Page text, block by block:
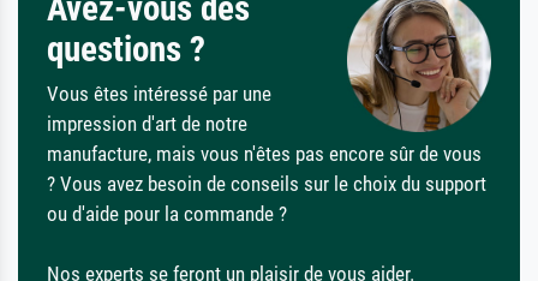
questions ?
Vous êtes intéressé par une
impression d'art de notre
manufacture, mais vous n'êtes pas encore sûr de vous
? Vous avez besoin de conseils sur le choix du support
ou d'aide pour la commande ?
Nos experts se feront un plaisir de vous aider.